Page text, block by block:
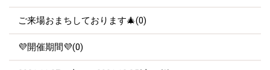
ご来場おまちしております🎄(0)
💜開催期間💜(0)